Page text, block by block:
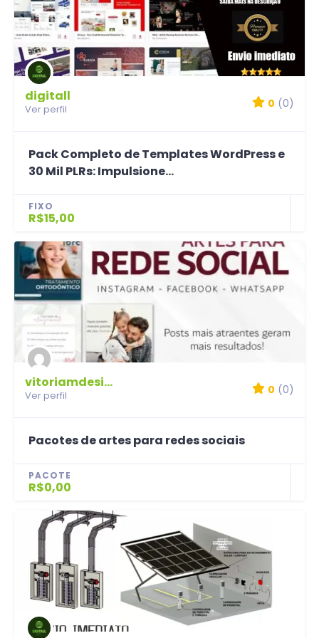
digitall
Ver perfil 0 (0)
Pack Completo de Templates WordPress e
30 Mil PLRs: Impulsione...
FIXO
R$15,00
vitoriamdesign
Ver perfil 0 (0)
Pacotes de artes para redes sociais
PACOTE
R$0,00